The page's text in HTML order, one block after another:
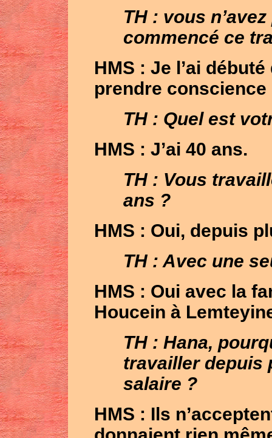
TH : vous
commencé ce
HMS : Je l’ai
prendre
TH : Quel est
HMS : J’ai 40 ans.
TH : Vous
ans ?
HMS : Oui, depuis
TH : Avec une
HMS : Oui avec la
Houcein à
TH : Hana,
travailler depuis
salaire ?
HMS : Ils